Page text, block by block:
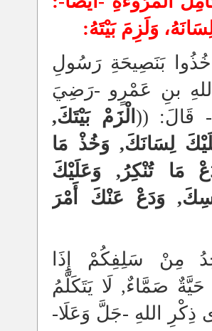
وَلَزِمَ بَيْتَهُ:
خُذُوا بَنَصِيحَةِ رَسُولِ
اللهِ بنِ عَمْرٍو -رَضِيَ
قَالَ: (( الْزَمْ بَيْتَكَ,
لِسَانَكَ, وَخُذْ مَا
مَا تُنْكِرُ, وَعَلَيْكَ
وَدَعْ عَنْكَ أَمْرَ
مِنْ سَلِفِكُمْ إِذَا
حَيَّةٌ صَمَّاءٌ, لَا يَتَكَلَّمُ
ذِكْرِ اللهِ -جَلَّ وَعَلَا-